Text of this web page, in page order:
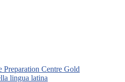
Preparation Centre Gold
lingua latina